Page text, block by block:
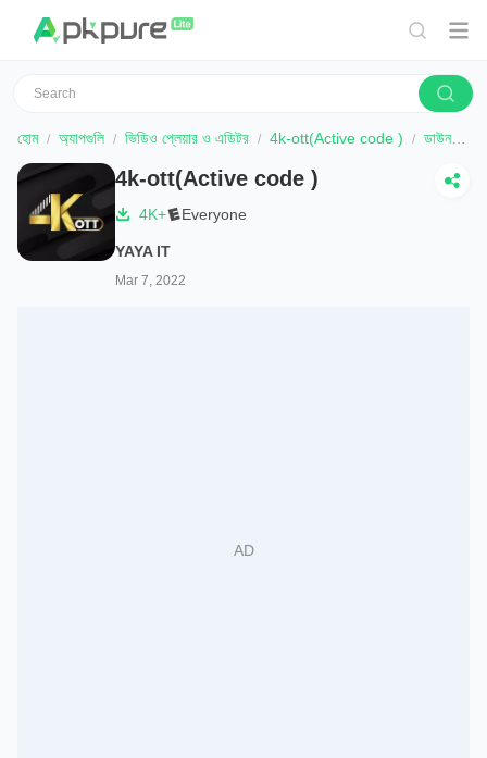
হোম অ্যাপগুলি ভিডিও প্লেয়ার ও এডিটর 4k-ott(Active code ) ডাউনলোড করুন
4k-ott(Active code )
4K+ Everyone
YAYA IT
Mar 7, 2022